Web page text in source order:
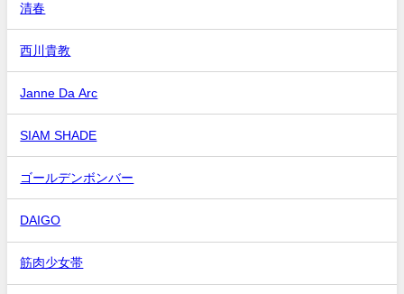
清春
西川貴教
Janne Da Arc
SIAM SHADE
ゴールデンボンバー
DAIGO
筋肉少女帯